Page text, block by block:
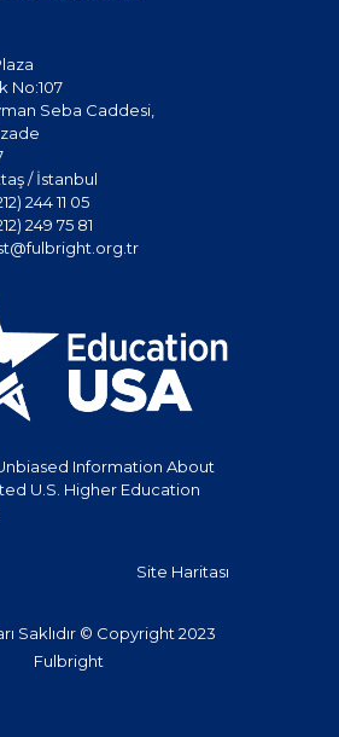
No:107
Seba Caddesi,
/ İstanbul
244 11 05
249 75 81
Information About
U.S. Higher Education
Site Haritası
Saklıdır © Copyright 2023
Fulbright